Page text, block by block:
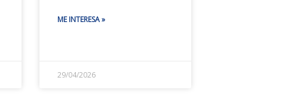
ME INTERESA »
29/04/2026